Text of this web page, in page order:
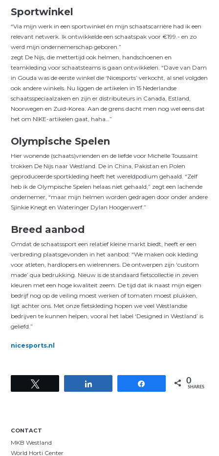
Sportwinkel
“Via mijn werk in een sportwinkel én mijn schaatscarrière had ik een
relevant netwerk. Ik ontwikkelde een schaatspak voor €199.- en zo
werd mijn ondernemerschap geboren.”
zegt De Nijs, die mettertijd ook helmen, handschoenen en
teamkleding voor schaatsteams is gaan ontwikkelen. “Dave van Dam
in Gouda was de eerste winkel die ‘Nicesports’ verkocht, al snel volgden
ook andere winkels. Nu liggen de artikelen in 15 Nederlandse
schaatsspeciaalzaken en zijn er distributeurs in Canada, Estland,
Noorwegen en Zuid-Korea. Aan de grens dacht men nog wel eens dat
het om NIKE-artikelen gaat, haha…”
Olympische Spelen
Hier wonende (schaats)vrienden en de liefde voor Michelle Toussaint
trokken De Nijs naar Westland. De in China, Pakistan en Polen
geproduceerde sportkleding heeft het wereldpodium gehaald. “Zelf
heb ik de Olympische Spelen helaas niet gehaald,” zegt een lachende
ondernemer, “maar mijn helmen worden gedragen door onder andere
Sjinkie Knegt en Wateringer Dylan Hoogerwerf.”
Breed aanbod
Omdat de schaatssport een relatief kleine markt biedt, heeft er een
verbreding plaatsgevonden in het aanbod: “We maken ook kleding
voor atleten, hardlopers en wielrenners. De ontwerpen zijn ‘custom
made’ qua bedrukking. Nieuw is de standaard fietscollectie in zeven
kleuren met een hoge kwaliteit zeem. De tijd dat ik naast mijn eigen
bedrijf nog op de veiling moest werken of tomaten moest plukken,
ligt achter ons. Met onze fietskleding hopen we veel Westlandse
bedrijven te kunnen helpen, vooral het label ‘Designed in Westland’ is
geliefd.”
nicesports.nl
0
SHARES
CONTACT
MKB Westland
World Horti Center